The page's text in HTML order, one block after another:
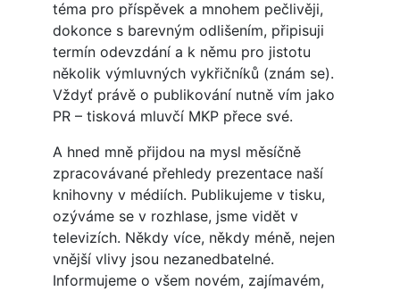
téma pro příspěvek a mnohem pečlivěji,
dokonce s barevným odlišením, připisuji
termín odevzdání a k němu pro jistotu
několik výmluvných vykřičníků (znám se).
Vždyť právě o publikování nutně vím jako
PR – tisková mluvčí MKP přece své.
A hned mně přijdou na mysl měsíčně
zpracovávané přehledy prezentace naší
knihovny v médiích. Publikujeme v tisku,
ozýváme se v rozhlase, jsme vidět v
televizích. Někdy více, někdy méně, nejen
vnější vlivy jsou nezanedbatelné.
Informujeme o všem novém, zajímavém,